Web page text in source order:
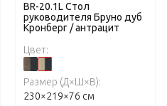
BR-20.1L Стол
руководителя Бруно дуб
Кронберг / антрацит
Цвет:
Размер (Д×Ш×В):
230×219×76 см